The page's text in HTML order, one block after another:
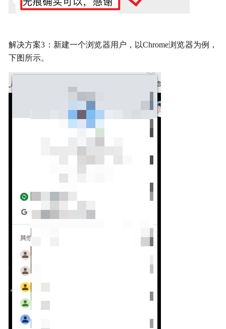
解决方案3：新建一个浏览器用户，以Chrome浏览器为例，
下图所示。